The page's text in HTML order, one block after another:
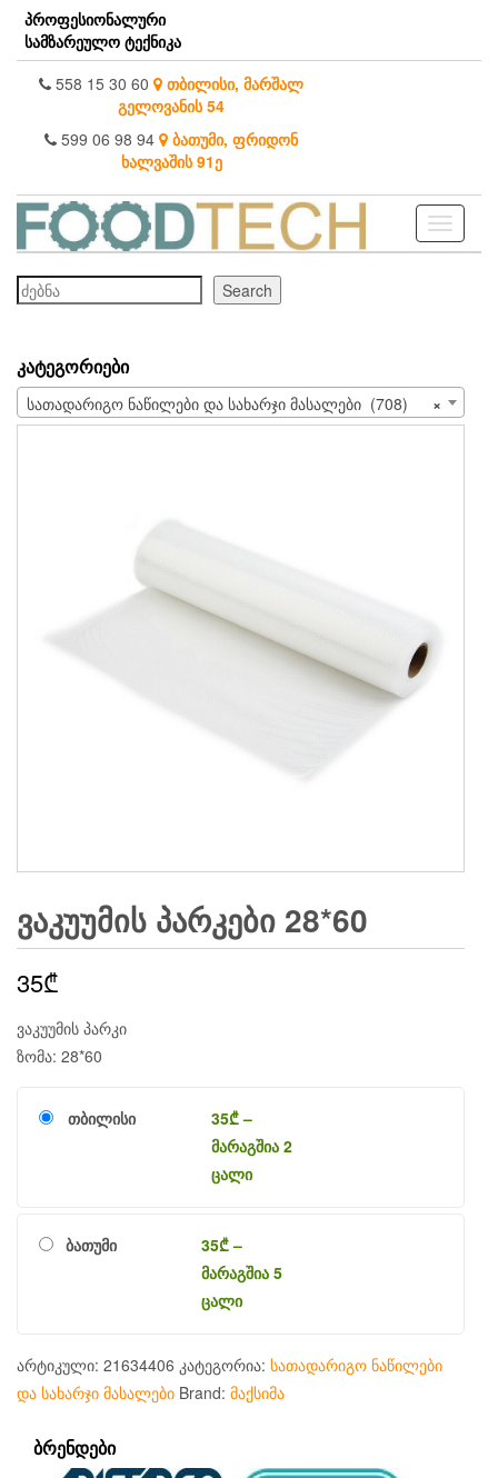
Skip
the
content
პროფესიონალური
სამზარეულო ტექნიკა
558 15 30 60 თბილისი, მარშალ
გელოვანის 54
599 06 98 94 ბათუმი, ფრიდონ
ხალვაშის 91ე
Toggle
ძებნა
Search
ᲙᲐᲢᲔᲒᲝᲠᲘᲔᲑᲘ
×
სათადარიგო ნაწილები და სახარჯი მასალები (708)
ᲕᲐᲙᲣᲣᲛᲘᲡ ᲞᲐᲠᲙᲔᲑᲘ 28*60
35₾
ვაკუუმის პარკი
ზომა: 28*60
თბილისი 35₾–
მარაგშია 2
ცალი
ბათუმი 35₾–
მარაგშია 5
ცალი
არტიკული: 21634406 კატეგორია: სათადარიგო ნაწილები
და სახარჯი მასალები Brand: მაქსიმა
ᲑᲠᲔᲜᲓᲔᲑᲘ